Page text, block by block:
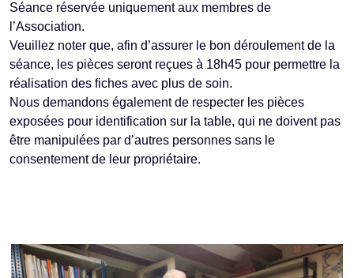
Séance réservée uniquement aux membres de
l’Association.
Veuillez noter que, afin d’assurer le bon déroulement de la
séance, les pièces seront reçues à 18h45 pour permettre la
réalisation des fiches avec plus de soin.
Nous demandons également de respecter les pièces
exposées pour identification sur la table, qui ne doivent pas
être manipulées par d’autres personnes sans le
consentement de leur propriétaire.